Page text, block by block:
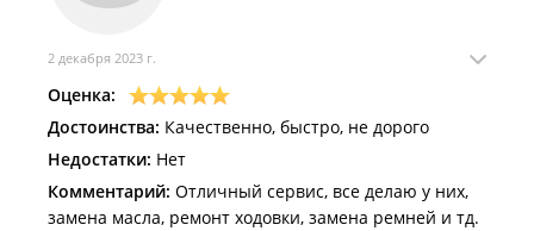
2 декабря 2023 г.
Оценка:
Достоинства: Качественно, быстро, не дорого
Недостатки: Нет
Комментарий: Отличный сервис, все делаю у них,
замена масла, ремонт ходовки, замена ремней и тд.